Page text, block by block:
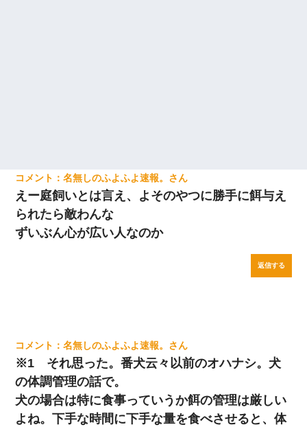
名無しのふよふよ速報。
えー庭飼いとは言え、よそのやつに勝手に餌与え
られたら敵わんな
ずいぶん心が広い人なのか
返信する
名無しのふよふよ速報。
※1 それ思った。番犬云々以前のオハナシ。犬
の体調管理の話で。
犬の場合は特に食事っていうか餌の管理は厳しい
よね。下手な時間に下手な量を食べさせると、体